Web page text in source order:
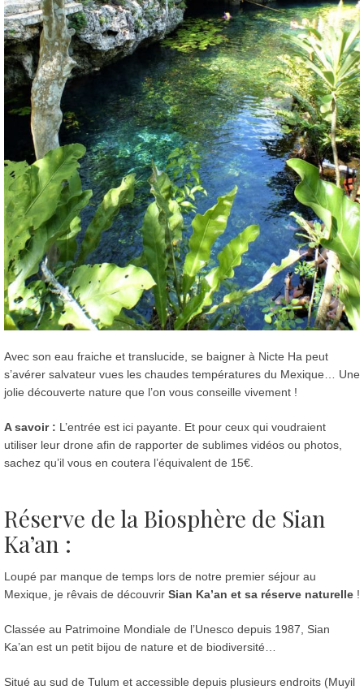
Avec son eau fraiche et translucide, se baigner à Nicte Ha peut
s’avérer salvateur vues les chaudes températures du Mexique… Une
jolie découverte nature que l’on vous conseille vivement !
A savoir : L’entrée est ici payante. Et pour ceux qui voudraient
utiliser leur drone afin de rapporter de sublimes vidéos ou photos,
sachez qu’il vous en coutera l’équivalent de 15€.
Réserve de la Biosphère de Sian
Ka’an :
Loupé par manque de temps lors de notre premier séjour au
Mexique, je rêvais de découvrir Sian Ka’an et sa réserve naturelle !
Classée au Patrimoine Mondiale de l’Unesco depuis 1987, Sian
Ka’an est un petit bijou de nature et de biodiversité…
Situé au sud de Tulum et accessible depuis plusieurs endroits (Muyil